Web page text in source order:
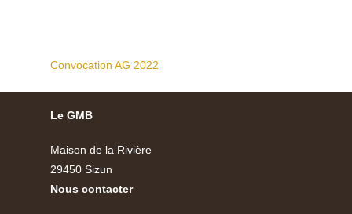
Convocation AG 2022
Le GMB
Maison de la Rivière
29450 Sizun
Nous contacter